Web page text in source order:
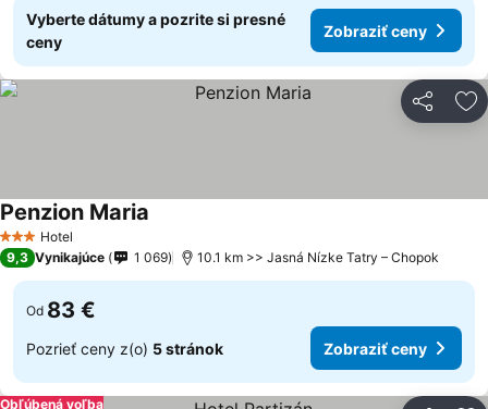
Vyberte dátumy a pozrite si presné
ceny
Zobraziť ceny
Zdieľať
3 Počet hviezdičiek
Hotel
Penzion Maria
9,3 Vynikajúce 1 069 10.1 km >> Jasná Nízke Tatry – Chopok
Od 83 €
Pozrieť ceny z(o) 5 stránok Zobraziť ceny
Obľúbená voľba